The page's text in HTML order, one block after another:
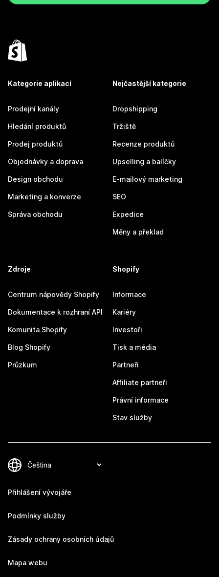
Kategorie aplikací
Prodejní kanály
Hledání produktů
Prodej produktů
Objednávky a doprava
Design obchodu
Marketing a konverze
Správa obchodu
Nejčastější kategorie
Dropshipping
Tržiště
Recenze produktů
Upselling a balíčky
E-mailový marketing
SEO
Expedice
Měny a překlad
Zdroje
Centrum nápovědy Shopify
Dokumentace k rozhraní API
Komunita Shopify
Blog Shopify
Průzkum
Shopify
Informace
Kariéry
Investoři
Tisk a média
Partneři
Affiliate partneři
Právní informace
Stav služby
Přihlášení vývojáře
Podmínky služby
Zásady ochrany osobních údajů
Mapa webu